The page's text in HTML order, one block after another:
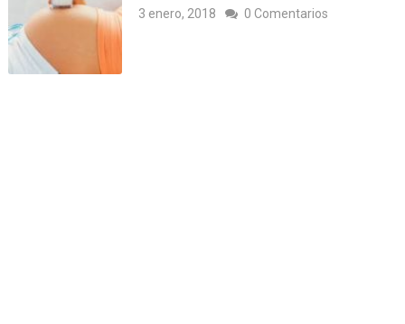
3 enero, 2018 0 Comentarios